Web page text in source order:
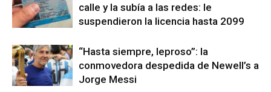
calle y la subía a las redes: le
suspendieron la licencia hasta 2099
“Hasta siempre, leproso”: la
conmovedora despedida de Newell’s a
Jorge Messi